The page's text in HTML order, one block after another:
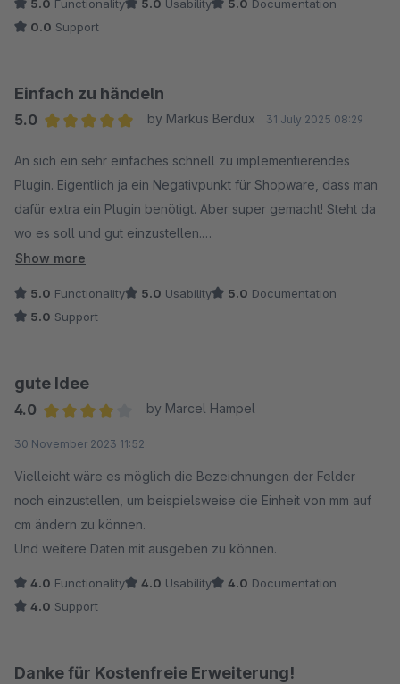
5.0 Functionality 5.0 Usability 5.0 Documentation
0.0 Support
Einfach zu händeln
5.0
by Markus Berdux 31 July 2025 08:29
An sich ein sehr einfaches schnell zu implementierendes
Plugin. Eigentlich ja ein Negativpunkt für Shopware, dass man
dafür extra ein Plugin benötigt. Aber super gemacht! Steht da
wo es soll und gut einzustellen.
Trotz der 5 Sterne hätte ich noch zwei
1. In Deutschland is es nicht üblich eine Punkt als
hätte z. B. eine Überschrift zu migrieren. Bei mir wäre das z. B.
"Maße inkl. Verpackung", was ich mir als Überschrift
Bruttogewicht.
Am Besten wäre es vermutlich, wenn man dort eine Überschrift
nach seinen Wünschen einfach selbst einpflegen kann.
Show more
5.0 Functionality 5.0 Usability 5.0 Documentation
5.0 Support
gute Idee
4.0
by Marcel Hampel
30 November 2023 11:52
Vielleicht wäre es möglich die Bezeichnungen der Felder
noch einzustellen, um beispielsweise die Einheit von mm auf
cm ändern zu können.
Und weitere Daten mit ausgeben zu können.
4.0 Functionality 4.0 Usability 4.0 Documentation
4.0 Support
Danke für Kostenfreie Erweiterung!